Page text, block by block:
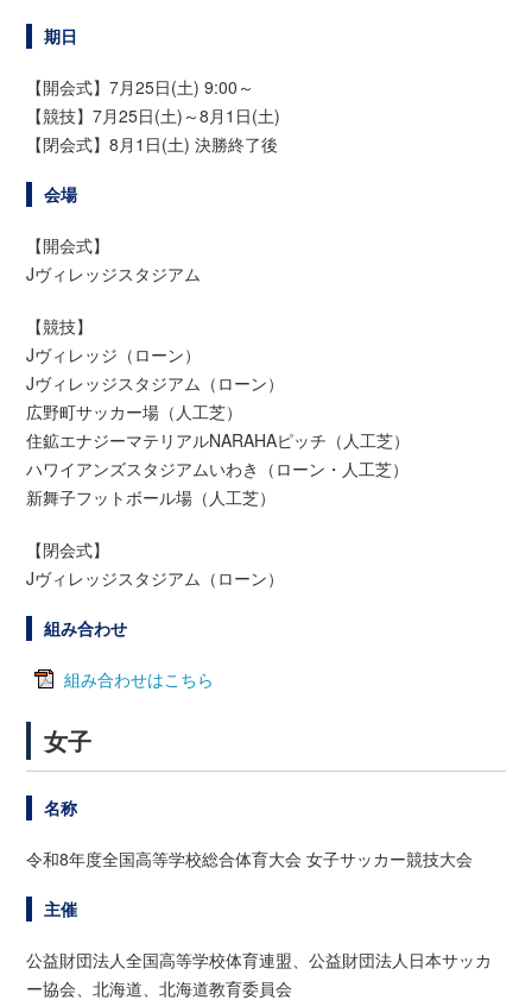
期日
【開会式】7月25日(土) 9:00～
【競技】7月25日(土)～8月1日(土)
【閉会式】8月1日(土) 決勝終了後
会場
【開会式】
Jヴィレッジスタジアム
【競技】
Jヴィレッジ（ローン）
Jヴィレッジスタジアム（ローン）
広野町サッカー場（人工芝）
住鉱エナジーマテリアルNARAHAピッチ（人工芝）
ハワイアンズスタジアムいわき（ローン・人工芝）
新舞子フットボール場（人工芝）
【閉会式】
Jヴィレッジスタジアム（ローン）
組み合わせ
組み合わせはこちら
女子
名称
令和8年度全国高等学校総合体育大会 女子サッカー競技大会
主催
公益財団法人全国高等学校体育連盟、公益財団法人日本サッカ
ー協会、北海道、北海道教育委員会